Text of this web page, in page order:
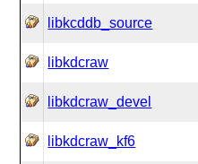
libkcddb_source
libkdcraw
libkdcraw_devel
libkdcraw_kf6